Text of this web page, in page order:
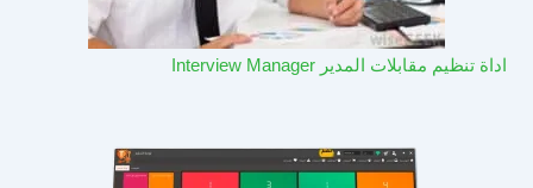
اداة تنظيم مقابلات المدير Interview Manager